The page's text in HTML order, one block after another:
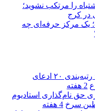
از اصلاح طرح لبخند، این 7 اشتباه را مرتکب نشوید؛
در کرج
یک مرکز حرفه‌ای چه
واقعیت‌سنجی شایعات آیفون ۱۸: رتبه‌بندی ۲۰ ادعای
2 هفته
حق نام‌گذاری استادیوم
سرخ 4 هفته